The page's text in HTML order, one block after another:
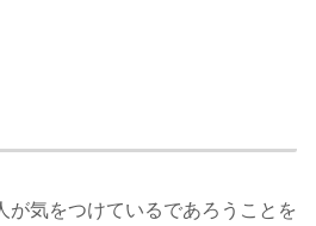
が気をつけているであろうことを